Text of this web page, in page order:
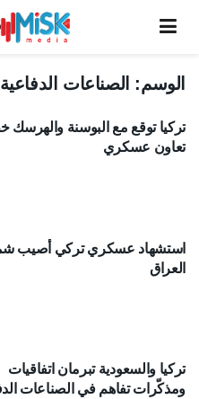
الوسم: الصناعات
تركيا توقع مع البوسنة والهرسك
تعاون عسكري
استشهاد عسكري تركي أصيب
العراق
تركيا والسعودية تبرمان اتفاقيات
ومذكّرات تفاهم في الصناعات